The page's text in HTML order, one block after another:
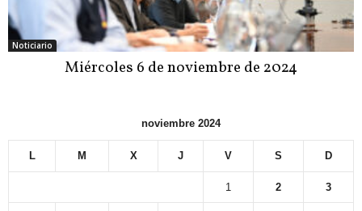
Noticiario
Miércoles 6 de noviembre de 2024
noviembre 2024
L M X J V S D
1 2 3